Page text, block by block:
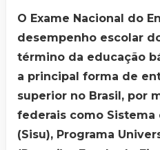
O Exame Nacional do
desempenho escolar
término da educação
a principal forma de
superior no Brasil, por
federais como Sistema
(Sisu), Programa